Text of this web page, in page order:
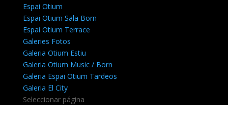
Espai Otium
Espai Otium Sala Born
Espai Otium Terrace
Galeries Fotos
Galeria Otium Estiu
Galeria Otium Music / Born
Galeria Espai Otium Tardeos
Galeria El City
Seleccionar página